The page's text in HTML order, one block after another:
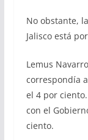
No obstante,
Jalisco está
Lemus
correspondía
el 4 por
con el
ciento.